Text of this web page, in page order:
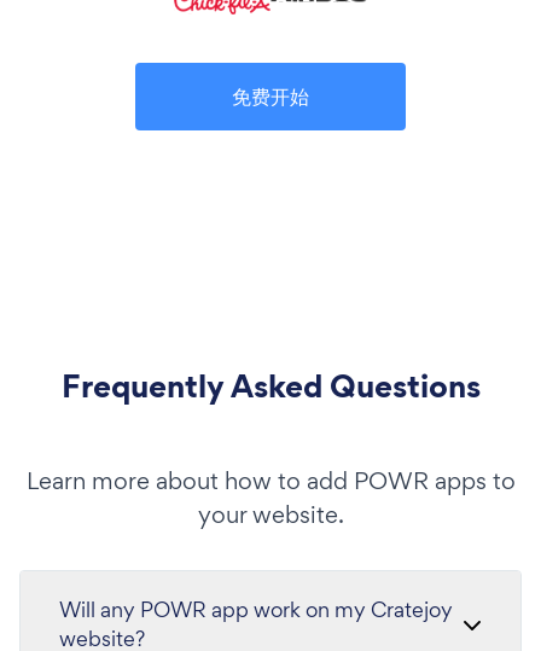
免费开始
Frequently Asked Questions
Learn more about how to add POWR apps to
your website.
Will any POWR app work on my Cratejoy
website?